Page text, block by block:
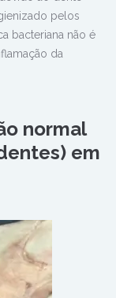
pelos
bacteriana não é
da
normal
em